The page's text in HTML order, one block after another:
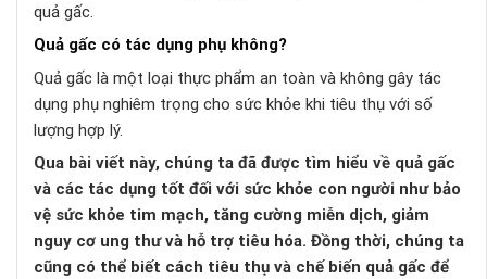
quả gấc.
Quả gấc có tác dụng phụ không?
Quả gấc là một loại thực phẩm an toàn và không gây tác
dụng phụ nghiêm trọng cho sức khỏe khi tiêu thụ với số
lượng hợp lý.
Qua bài viết này, chúng ta đã được tìm hiểu về quả gấc
và các tác dụng tốt đối với sức khỏe con người như bảo
vệ sức khỏe tim mạch, tăng cường miễn dịch, giảm
nguy cơ ung thư và hỗ trợ tiêu hóa. Đồng thời, chúng ta
cũng có thể biết cách tiêu thụ và chế biến quả gấc để